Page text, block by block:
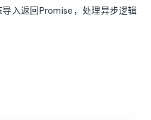
导入返回Promise，处理异步逻辑